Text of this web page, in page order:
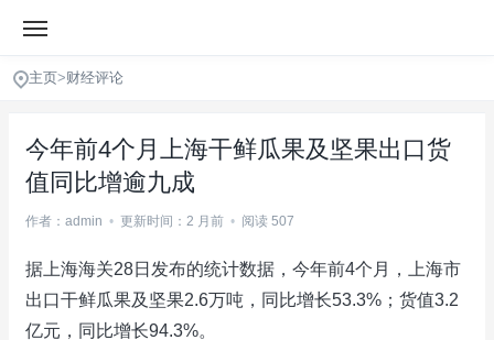
主页>财经评论
今年前4个月上海干鲜瓜果及坚果出口货
值同比增逾九成
作者：admin • 更新时间：2 月前 • 阅读 507
据上海海关28日发布的统计数据，今年前4个月，上海市
出口干鲜瓜果及坚果2.6万吨，同比增长53.3%；货值3.2
亿元，同比增长94.3%。